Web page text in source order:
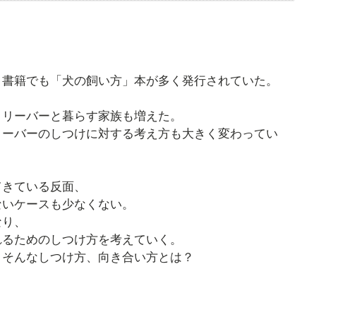
籍でも「犬の飼い方」本が多く発行されていた。
ーバーと暮らす家族も増えた。
バーのしつけに対する考え方も大きく変わってい
ている反面、
ケースも少なくない。
、
ためのしつけ方を考えていく。
んなしつけ方、向き合い方とは？